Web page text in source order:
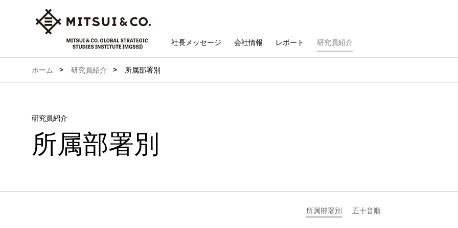
社長メッセージ 会社情報 レポート 研究員紹介
ホーム 研究員紹介 所属部署別
研究員紹介
所属部署別
所属部署別 五十音順